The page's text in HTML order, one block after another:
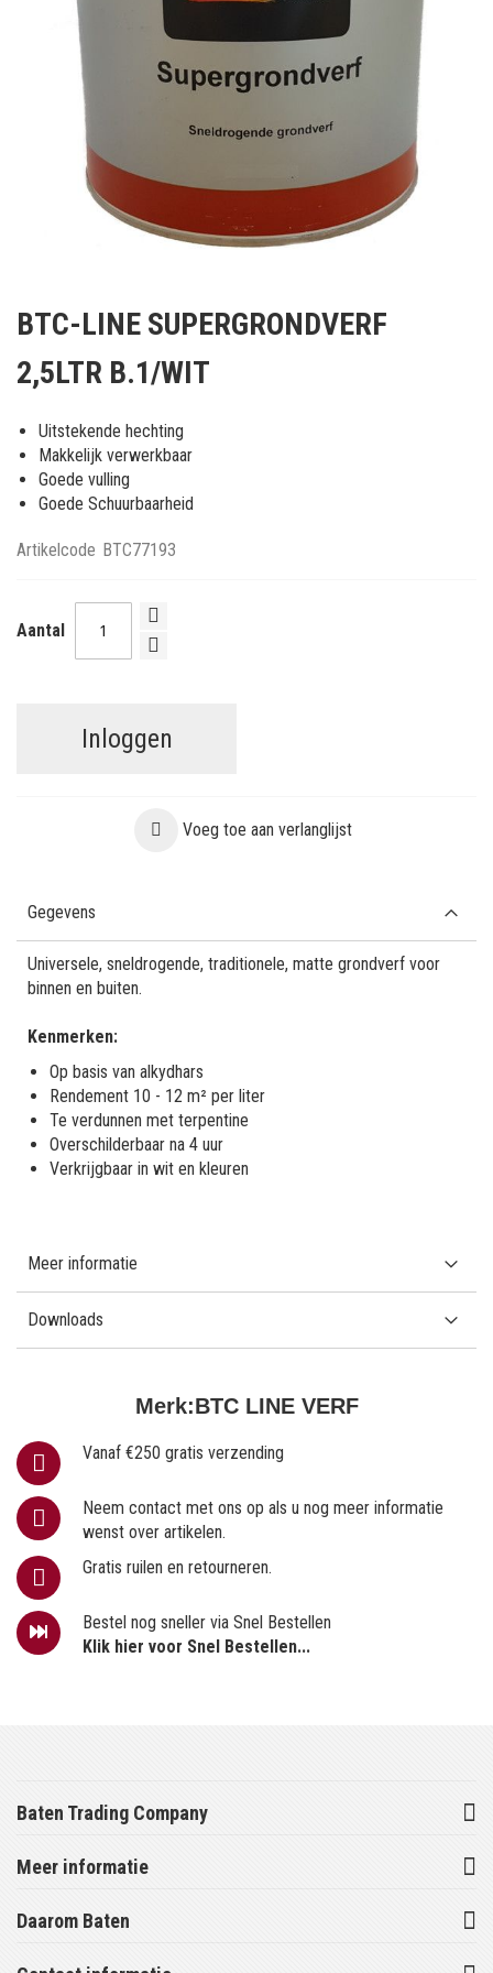
het
van
afbeeldingen-
gallerij
BTC-LINE SUPERGRONDVERF
2,5LTR B.1/WIT
Uitstekende hechting
Makkelijk verwerkbaar
Goede vulling
Goede Schuurbaarheid
Artikelcode BTC77193
Aantal
Inloggen
Voeg toe aan verlanglijst
Merk:BTC LINE VERF
Vanaf €250 gratis verzending
Neem contact met ons op als u nog meer informatie
wenst over artikelen.
Gratis ruilen en retourneren.
Bestel nog sneller via Snel Bestellen
Klik hier voor Snel Bestellen...
Gegevens
Universele, sneldrogende, traditionele, matte grondverf voor
binnen en buiten.
Kenmerken:
Op basis van alkydhars
Rendement 10 - 12 m² per liter
Te verdunnen met terpentine
Overschilderbaar na 4 uur
Verkrijgbaar in wit en kleuren
Meer informatie
Downloads
Baten Trading Company
Meer informatie
Daarom Baten